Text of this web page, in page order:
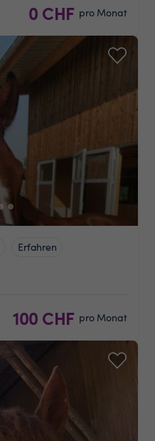
0 CHF pro Monat
Erfahren
100 CHF pro Monat